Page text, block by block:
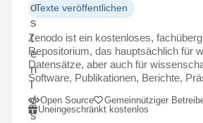
o
s
t
e
n
l
o
s
Texte veröffentlichen
Zenodo ist ein kostenloses,
Repositorium, das hauptsächlich für
Datensätze, aber auch für
Software, Publikationen, Berichte,
Open Source
Gemeinnütziger
Uneingeschränkt kostenlos